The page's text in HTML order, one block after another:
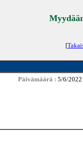
[
Päivämäärä : 5/6/